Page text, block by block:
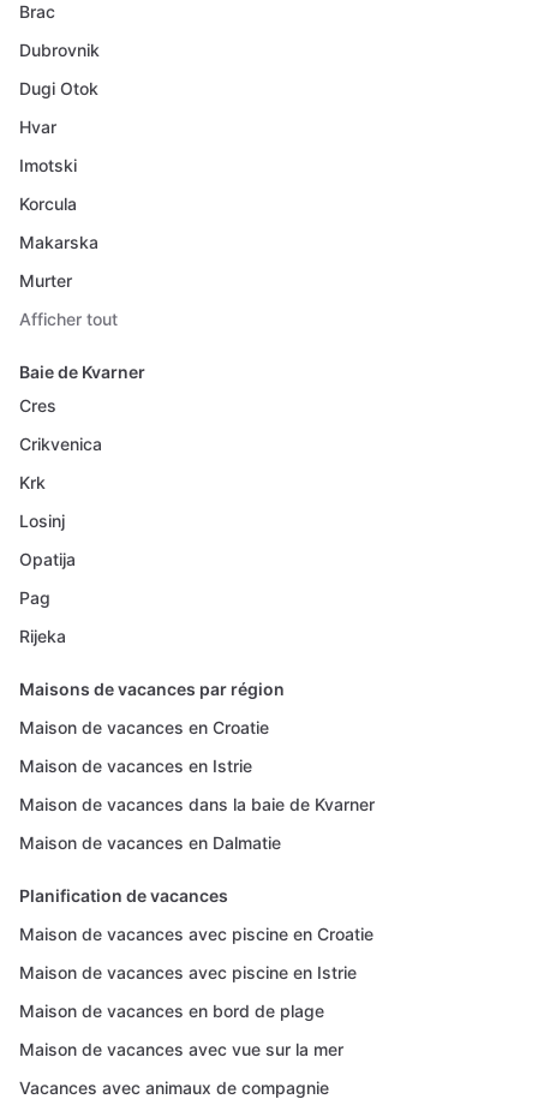
Brac
Dubrovnik
Dugi Otok
Hvar
Imotski
Korcula
Makarska
Murter
Afficher tout
Baie de Kvarner
Cres
Crikvenica
Krk
Losinj
Opatija
Pag
Rijeka
Maisons de vacances par région
Maison de vacances en Croatie
Maison de vacances en Istrie
Maison de vacances dans la baie de Kvarner
Maison de vacances en Dalmatie
Planification de vacances
Maison de vacances avec piscine en Croatie
Maison de vacances avec piscine en Istrie
Maison de vacances en bord de plage
Maison de vacances avec vue sur la mer
Vacances avec animaux de compagnie